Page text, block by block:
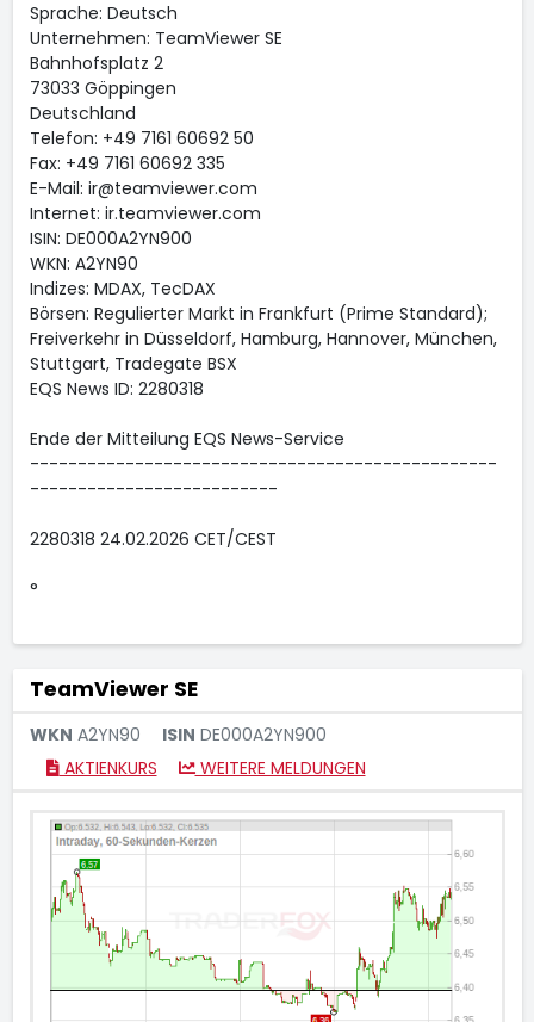
Sprache: Deutsch
Unternehmen: TeamViewer SE
Bahnhofsplatz 2
73033 Göppingen
Deutschland
Telefon: +49 7161 60692 50
Fax: +49 7161 60692 335
E-Mail: ir@teamviewer.com
Internet: ir.teamviewer.com
ISIN: DE000A2YN900
WKN: A2YN90
Indizes: MDAX, TecDAX
Börsen: Regulierter Markt in Frankfurt (Prime Standard);
Freiverkehr in Düsseldorf, Hamburg, Hannover, München,
Stuttgart, Tradegate BSX
EQS News ID: 2280318
Ende der Mitteilung EQS News-Service
-------------------------------------------------
--------------------------
2280318 24.02.2026 CET/CEST
°
TeamViewer SE
WKN A2YN90 ISIN DE000A2YN900
AKTIENKURS
WEITERE MELDUNGEN